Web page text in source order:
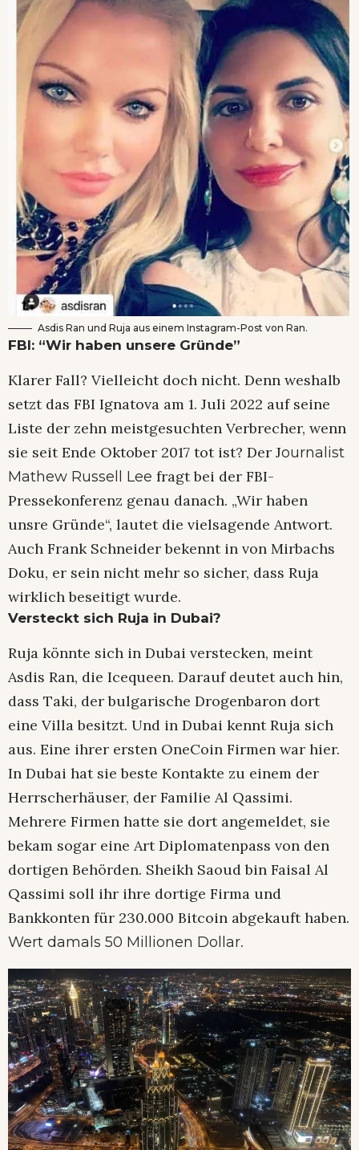
Asdis Ran und Ruja aus einem Instagram-Post von Ran.
FBI: “Wir haben unsere Gründe”
Klarer Fall? Vielleicht doch nicht. Denn weshalb
setzt das FBI Ignatova am 1. Juli 2022 auf seine
Liste der zehn meistgesuchten Verbrecher, wenn
sie seit Ende Oktober 2017 tot ist? Der Journalist
Mathew Russell Lee fragt bei der FBI-
Pressekonferenz genau danach. „Wir haben
unsre Gründe“, lautet die vielsagende Antwort.
Auch Frank Schneider bekennt in von Mirbachs
Doku, er sein nicht mehr so sicher, dass Ruja
wirklich beseitigt wurde.
Versteckt sich Ruja in Dubai?
Ruja könnte sich in Dubai verstecken, meint
Asdis Ran, die Icequeen. Darauf deutet auch hin,
dass Taki, der bulgarische Drogenbaron dort
eine Villa besitzt. Und in Dubai kennt Ruja sich
aus. Eine ihrer ersten OneCoin Firmen war hier.
In Dubai hat sie beste Kontakte zu einem der
Herrscherhäuser, der Familie Al Qassimi.
Mehrere Firmen hatte sie dort angemeldet, sie
bekam sogar eine Art Diplomatenpass von den
dortigen Behörden. Sheikh Saoud bin Faisal Al
Qassimi soll ihr ihre dortige Firma und
Bankkonten für 230.000 Bitcoin abgekauft haben.
Wert damals 50 Millionen Dollar.